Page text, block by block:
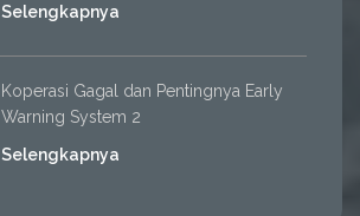
Selengkapnya
Koperasi Gagal dan Pentingnya Early
Warning System 2
Selengkapnya